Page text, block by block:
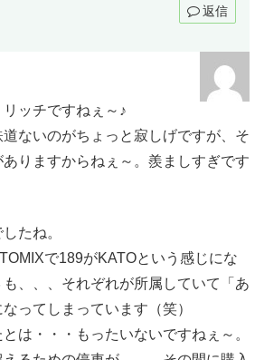
返信
ッチですねぇ～♪
ないのがちょっと寂しげですが、そ
りますからねぇ～。羨ましすぎです
たね。
で189がKATOという感じにな
、、、それぞれが所属していて「あ
ってしまっています（笑）
は・・・もったいないですねぇ～。